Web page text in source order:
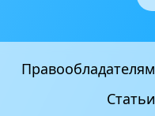
Правообладателям
Статьи